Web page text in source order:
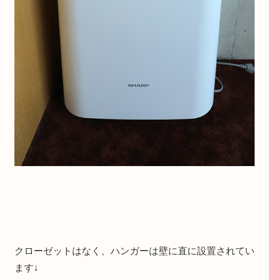
クローゼットはなく、ハンガーは壁に直に設置されてい
ます↓